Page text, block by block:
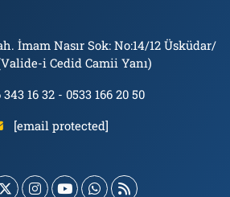
İmam Nasır Sok: No:14/12 Üsküdar/
i Cedid Camii Yanı)
343 16 32 - 0533 166 20 50
[email protected]